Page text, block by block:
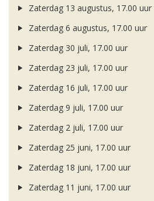
Zaterdag 13 augustus, 17.00 uur
Zaterdag 6 augustus, 17.00 uur
Zaterdag 30 juli, 17.00 uur
Zaterdag 23 juli, 17.00 uur
Zaterdag 16 juli, 17.00 uur
Zaterdag 9 juli, 17.00 uur
Zaterdag 2 juli, 17.00 uur
Zaterdag 25 juni, 17.00 uur
Zaterdag 18 juni, 17.00 uur
Zaterdag 11 juni, 17.00 uur